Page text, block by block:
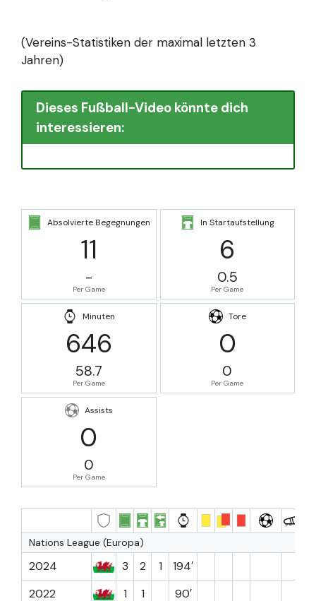
(Vereins-Statistiken der maximal letzten 3
Jahren)
Dieses Fußball-Video könnte dich
interessieren:
Absolvierte Begegnungen
11
-
Per Game
In Startaufstellung
6
0.5
Per Game
Minuten
646
58.7
Per Game
Tore
0
0
Per Game
Assists
0
0
Per Game
Nations League (Europa)
2024 3 2 1
194′
2022
1 1 90′